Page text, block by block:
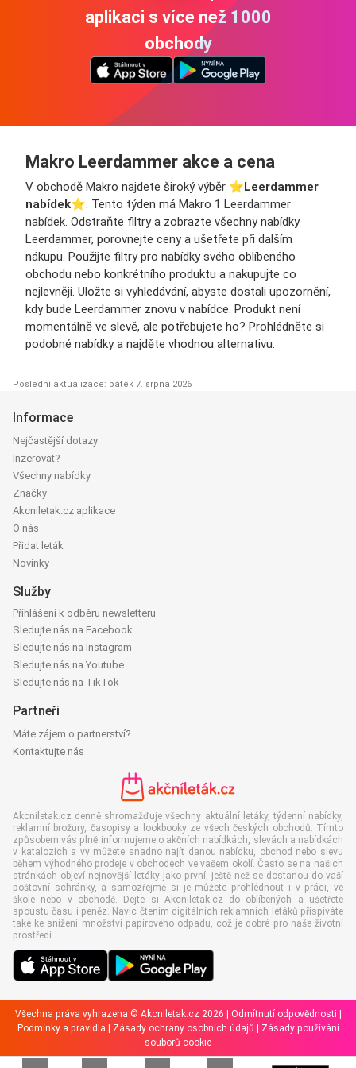
aplikaci s více než 1000
obchody
Makro Leerdammer akce a cena
V obchodě Makro najdete široký výběr ⭐️Leerdammer
nabídek⭐️. Tento týden má Makro 1 Leerdammer
nabídek. Odstraňte filtry a zobrazte všechny nabídky
Leerdammer, porovnejte ceny a ušetřete při dalším
nákupu. Použijte filtry pro nabídky svého oblíbeného
obchodu nebo konkrétního produktu a nakupujte co
nejlevněji. Uložte si vyhledávání, abyste dostali upozornění,
kdy bude Leerdammer znovu v nabídce. Produkt není
momentálně ve slevě, ale potřebujete ho? Prohlédněte si
podobné nabídky a najděte vhodnou alternativu.
Poslední aktualizace: pátek 7. srpna 2026
Informace
Nejčastější dotazy
Inzerovat?
Všechny nabídky
Značky
Akcniletak.cz aplikace
O nás
Přidat leták
Novinky
Služby
Přihlášení k odběru newsletteru
Sledujte nás na Facebook
Sledujte nás na Instagram
Sledujte nás na Youtube
Sledujte nás na TikTok
Partneři
Máte zájem o partnerství?
Kontaktujte nás
Akcniletak.cz denně shromažďuje všechny aktuální letáky, týdenní nabídky,
reklamní brožury, časopisy a lookbooky ze všech českých obchodů. Tímto
způsobem vás plně informujeme o akčních nabídkách, slevách a nabídkách
v katalozích a vy můžete snadno najít danou nabídku, obchod nebo slevu
během výhodného prodeje v obchodech ve vašem okolí. Často se na našich
stránkách objeví nejnovější letáky jako první, ještě než se dostanou do vaší
poštovní schránky, a samozřejmě si je můžete prohlédnout i v práci, ve
škole nebo v obchodě. Dejte si Akcniletak.cz do oblíbených a ušetřete
spoustu času i peněz. Navíc čtením digitálních reklamních letáků přispíváte
také ke snížení množství papírového odpadu, což je dobré pro naše životní
prostředí.
Všechna práva vyhrazena © Akcniletak.cz 2026 | Odmítnutí odpovědnosti |
Podmínky a pravidla | Zásady ochrany osobních údajů | Zásady používání
souborů cookie